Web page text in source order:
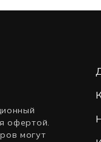
офертой.
могут